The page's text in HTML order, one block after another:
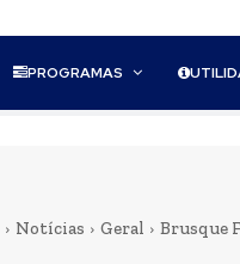
PROGRAMAS
Notícias Geral Brusque